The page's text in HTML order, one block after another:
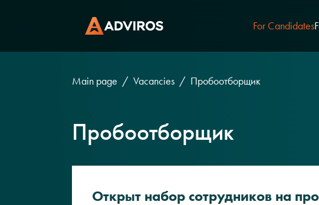
For Candidates
Main page Vacancies Пробоотборщик
Пробоотборщик
Открыт набор сотрудников на